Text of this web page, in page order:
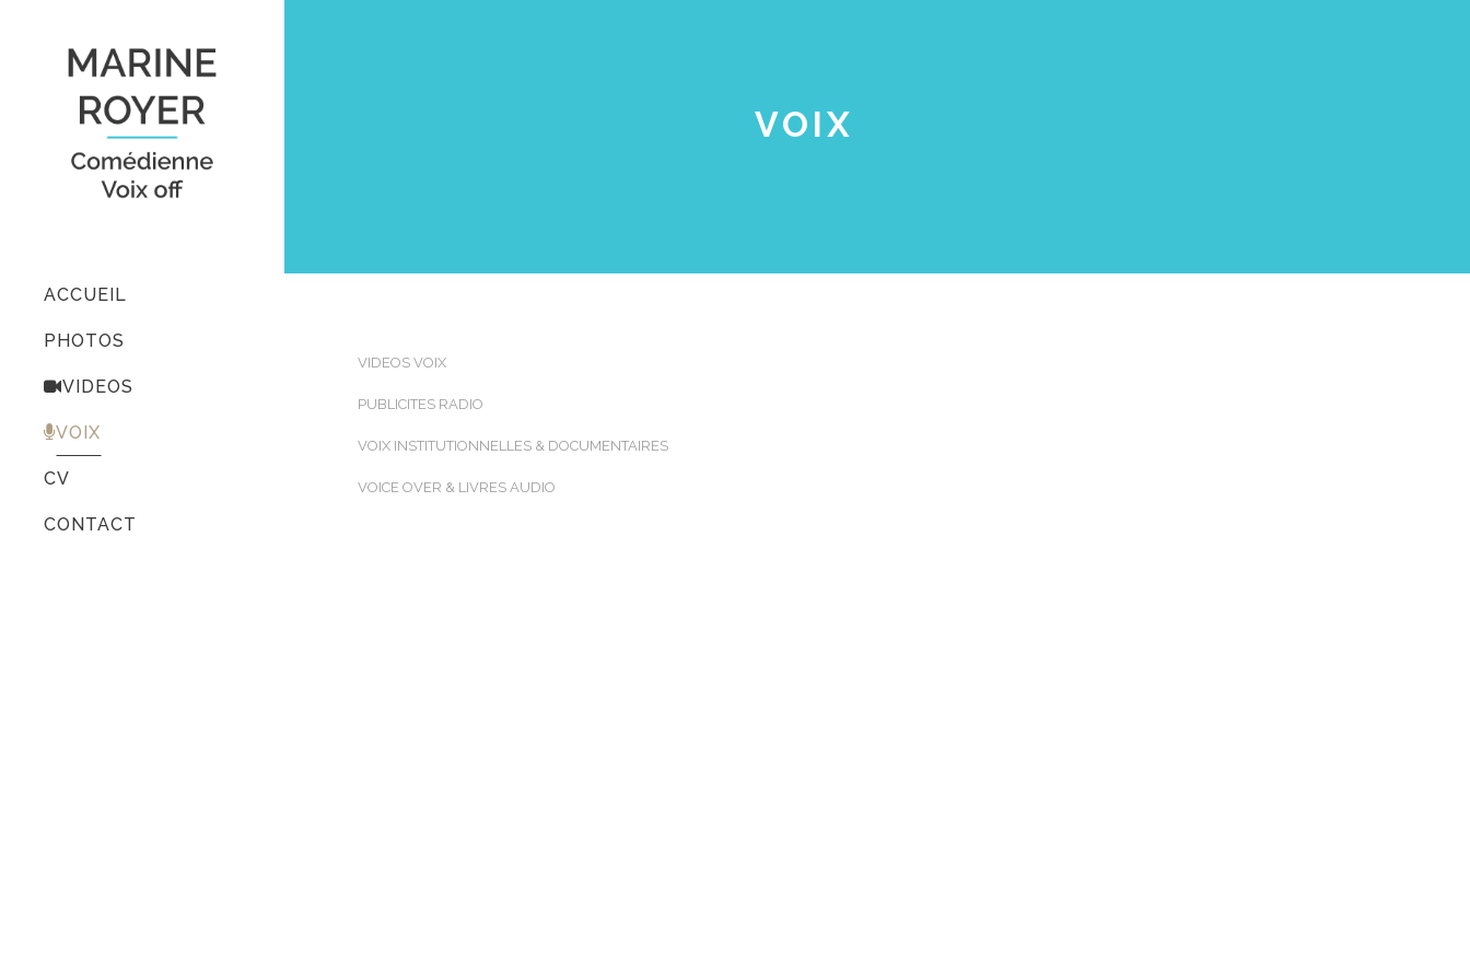
ACCUEIL
PHOTOS
VIDEOS
VOIX
CV
CONTACT
VOIX
VIDEOS VOIX
PUBLICITES RADIO
VOIX INSTITUTIONNELLES & DOCUMENTAIRES
VOICE OVER & LIVRES AUDIO